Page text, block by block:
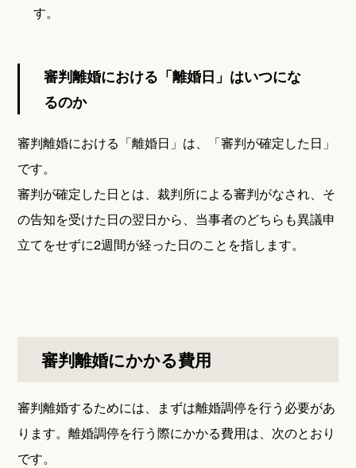
す。
審判離婚における「離婚日」はいつにな
るのか
審判離婚における「離婚日」は、「審判が確定した日」
です。
審判が確定した日とは、裁判所による審判がなされ、そ
の告知を受けた日の翌日から、当事者のどちらも異議申
立てをせずに2週間が経った日のことを指します。
審判離婚にかかる費用
審判離婚するためには、まずは離婚調停を行う必要があ
ります。離婚調停を行う際にかかる費用は、次のとおり
です。